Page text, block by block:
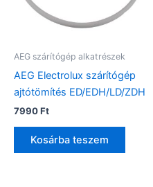
AEG szárítógép alkatrészek
AEG Electrolux szárítógép
ajtótömítés ED/EDH/LD/ZDH
7990Ft
Kosárba teszem